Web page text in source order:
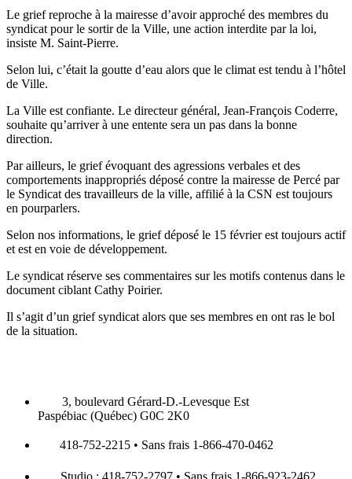
Le grief reproche à la mairesse d’avoir approché des membres du
syndicat pour le sortir de la Ville, une action interdite par la loi,
insiste M. Saint-Pierre.
Selon lui, c’était la goutte d’eau alors que le climat est tendu à l’hôtel
de Ville.
La Ville est confiante. Le directeur général, Jean-François Coderre,
souhaite qu’arriver à une entente sera un pas dans la bonne
direction.
Par ailleurs, le grief évoquant des agressions verbales et des
comportements inappropriés déposé contre la mairesse de Percé par
le Syndicat des travailleurs de la ville, affilié à la CSN est toujours
en pourparlers.
Selon nos informations, le grief déposé le 15 février est toujours actif
et est en voie de développement.
Le syndicat réserve ses commentaires sur les motifs contenus dans le
document ciblant Cathy Poirier.
Il s’agit d’un grief syndicat alors que ses membres en ont ras le bol
de la situation.
3, boulevard Gérard-D.-Levesque Est
Paspébiac (Québec) G0C 2K0
418-752-2215 • Sans frais 1-866-470-0462
Studio : 418-752-2797 • Sans frais 1-866-923-2462